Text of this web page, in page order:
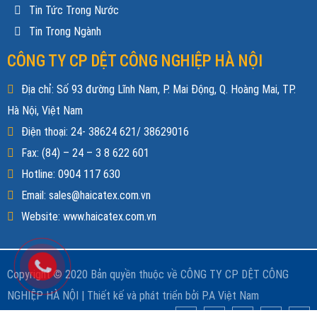
CÔNG TY CP DỆT CÔNG NGHIỆP HÀ NỘI
Địa chỉ: Số 93 đường Lĩnh Nam, P. Mai Động, Q. Hoàng Mai, TP.
Hà Nội, Việt Nam
Điện thoại: 24- 38624 621/ 38629016
Fax: (84) – 24 – 3 8 622 601
Hotline: 0904 117 630
Email: sales@haicatex.com.vn
Website: www.haicatex.com.vn
Tin Tức Trong Nước
Tin Trong Ngành
Copyright © 2020 Bản quyền thuộc về CÔNG TY CP DỆT CÔNG
NGHIỆP HÀ NỘI | Thiết kế và phát triển bởi P.A Việt Nam